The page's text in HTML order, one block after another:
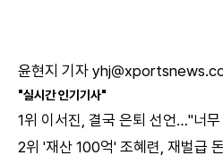
윤현지 기자
"실시간 인기기사"
1위 이서진, 결국 은퇴 선언…"너
2위 '재산 100억' 조혜련, 재벌급